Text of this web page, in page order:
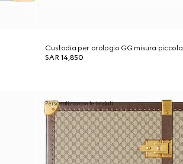
Custodia per orologio GG misura piccola
SAR 14,850
Personalizza con le iniziali